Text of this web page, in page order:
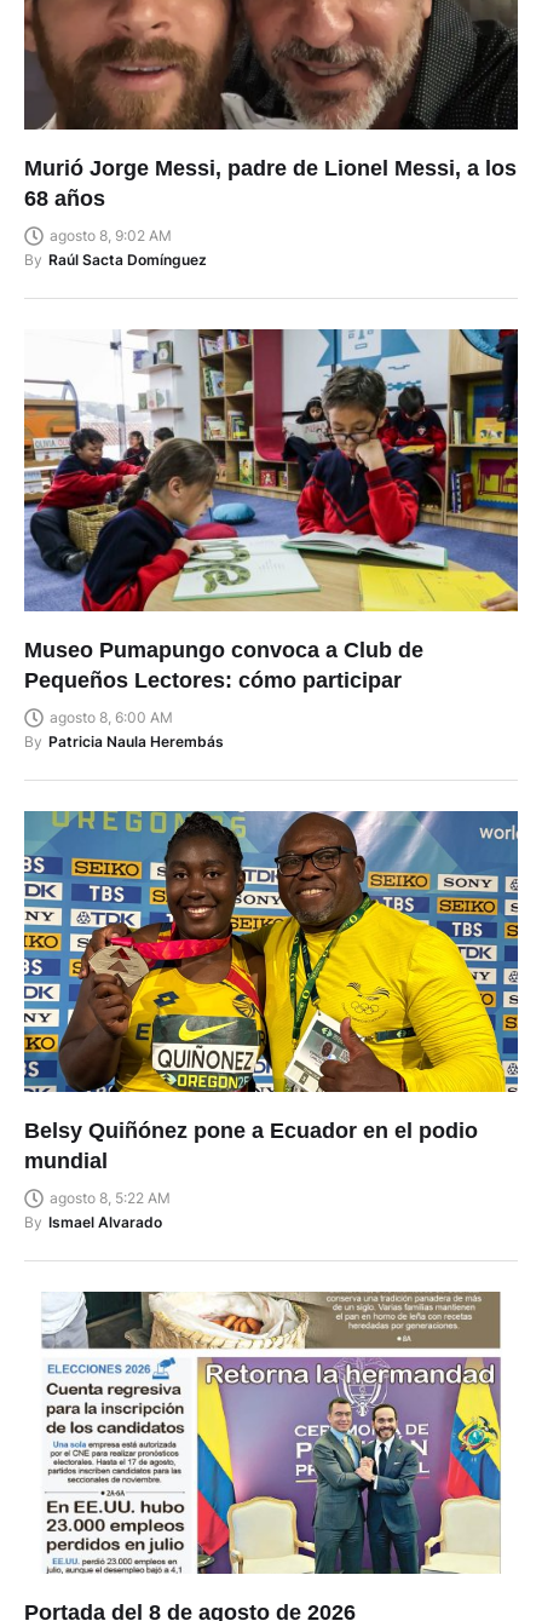
Murió Jorge Messi, padre de Lionel Messi, a los
68 años
agosto 8, 9:02 AM
By Raúl Sacta Domínguez
Museo Pumapungo convoca a Club de
Pequeños Lectores: cómo participar
agosto 8, 6:00 AM
By Patricia Naula Herembás
Belsy Quiñónez pone a Ecuador en el podio
mundial
agosto 8, 5:22 AM
By Ismael Alvarado
Portada del 8 de agosto de 2026